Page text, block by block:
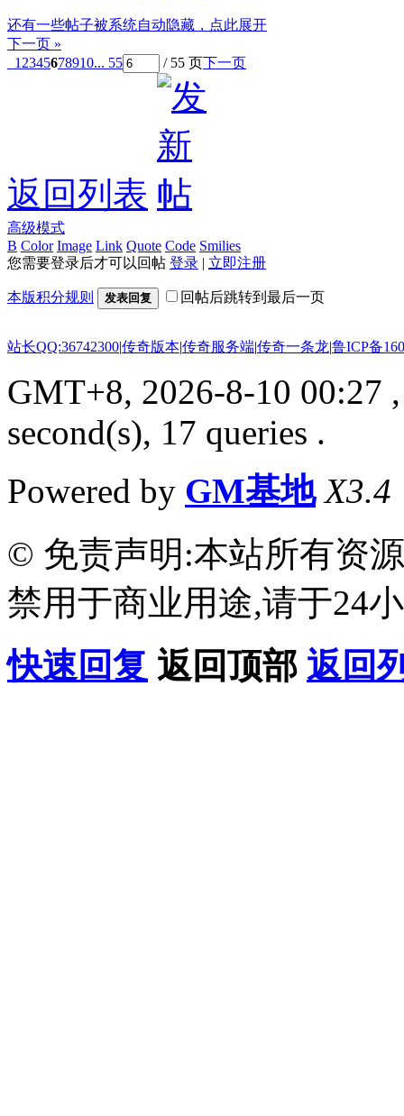
还有一些帖子被系统自动隐藏，点此展开
下一页 »
1 2345678910... 55 / 55 页下一页
返回列表
高级模式
B Color Image Link Quote Code Smilies
您需要登录后才可以回帖 登录 | 立即注册
本版积分规则 发表回复 回帖后跳转到最后一页
站长QQ:36742300|传奇版本|传奇服务端|传奇一条龙|鲁ICP备
GMT+8, 2026-8-10 00:27
second(s), 17 queries .
Powered by GM基地 X3.4
© 免责声明:本站所有资
禁用于商业用途,请于24
快速回复 返回顶部 返回